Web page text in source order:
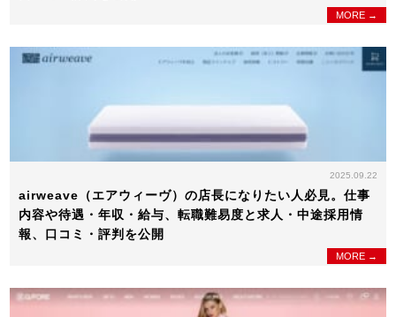
MORE →
2025.09.22
airweave（エアウィーヴ）の店長になりたい人必見。仕事
内容や待遇・年収・給与、転職難易度と求人・中途採用情
報、口コミ・評判を公開
MORE →